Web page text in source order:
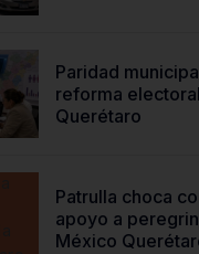
Paridad
reforma
Querétaro
Patrulla choca
apoyo a
México